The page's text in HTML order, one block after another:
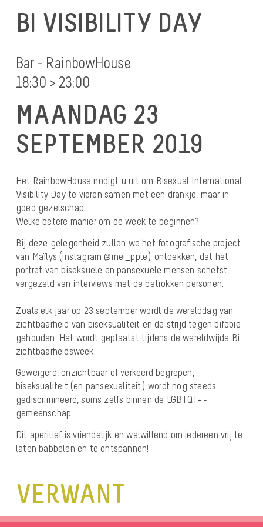
BI VISIBILITY DAY
Bar - RainbowHouse
18:30 > 23:00
MAANDAG 23
SEPTEMBER 2019
Het RainbowHouse nodigt u uit om Bisexual International
Visibility Day te vieren samen met een drankje, maar in
goed gezelschap.
Welke betere manier om de week te beginnen?
Bij deze gelegenheid zullen we het fotografische project
van Maïlys (instagram @mei_pple) ontdekken, dat het
portret van biseksuele en pansexuele mensen schetst,
vergezeld van interviews met de betrokken personen.
————————————————————————————-
Zoals elk jaar op 23 september wordt de werelddag van
zichtbaarheid van biseksualiteit en de strijd tegen bifobie
gehouden. Het wordt geplaatst tijdens de wereldwijde Bi
zichtbaarheidsweek.
Geweigerd, onzichtbaar of verkeerd begrepen,
biseksualiteit (en pansexualiteit) wordt nog steeds
gediscrimineerd, soms zelfs binnen de LGBTQI + -
gemeenschap.
Dit aperitief is vriendelijk en welwillend om iedereen vrij te
laten babbelen en te ontspannen!
VERWANT